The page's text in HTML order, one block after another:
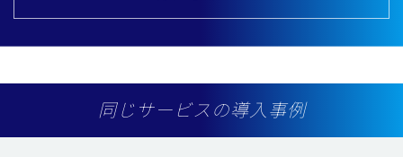
同じサービスの導入事例